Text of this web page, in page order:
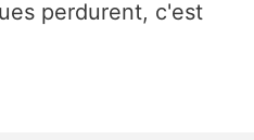
perdurent, c'est